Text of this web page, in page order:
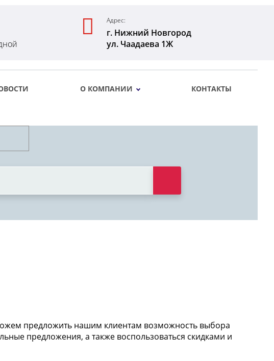
Адрес:
г. Нижний Новгород
ул. Чаадаева 1Ж
О КОМПАНИИ
КОНТАКТЫ
предложить нашим клиентам возможность выбора
предложения, а также воспользоваться скидками и